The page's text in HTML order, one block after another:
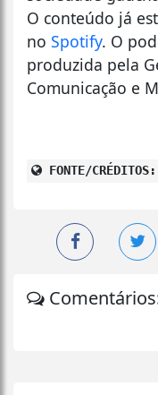
O conteúdo já
no Spotify. O
produzida pela
Comunicação e
FONTE/CRÉDITOS: